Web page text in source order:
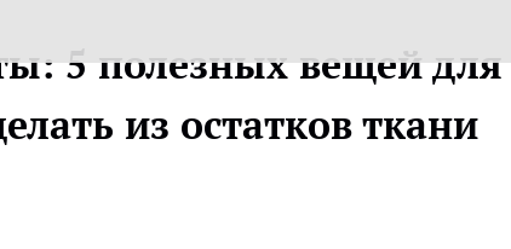
5 полезных вещей для
из остатков ткани